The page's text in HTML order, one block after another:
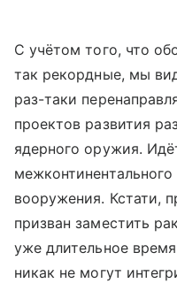
С учётом того, что
так рекордные, мы
раз-таки
проектов развития
ядерного оружия.
вооружения. Кстати,
призван заместить
уже длительное
никак не могут